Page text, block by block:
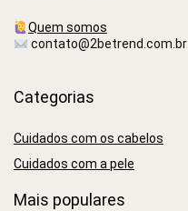
Quem somos
contato@2betrend.com.br
Categorias
Cuidados com os cabelos
Cuidados com a pele
Mais populares